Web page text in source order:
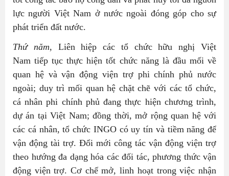
lực người Việt Nam ở nước ngoài đóng góp cho sự
phát triển đất nước.
Thứ năm, Liên hiệp các tổ chức hữu nghị Việt
Nam tiếp tục thực hiện tốt chức năng là đầu mối về
quan hệ và vận động viện trợ phi chính phủ nước
ngoài; duy trì mối quan hệ chặt chẽ với các tổ chức,
cá nhân phi chính phủ đang thực hiện chương trình,
dự án tại Việt Nam; đồng thời, mở rộng quan hệ với
các cá nhân, tổ chức INGO có uy tín và tiềm năng để
vận động tài trợ. Đổi mới công tác vận động viện trợ
theo hướng đa dạng hóa các đối tác, phương thức vận
động viện trợ. Cơ chế mở, linh hoạt trong việc nhận